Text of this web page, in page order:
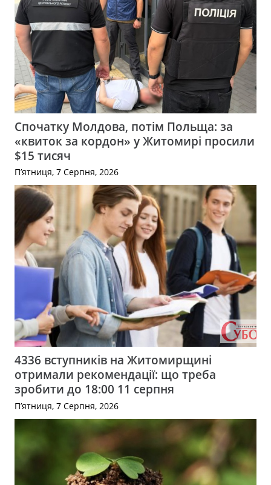
Спочатку Молдова, потім Польща: за
«квиток за кордон» у Житомирі просили
$15 тисяч
П’ятниця, 7 Серпня, 2026
4336 вступників на Житомирщині
отримали рекомендації: що треба
зробити до 18:00 11 серпня
П’ятниця, 7 Серпня, 2026